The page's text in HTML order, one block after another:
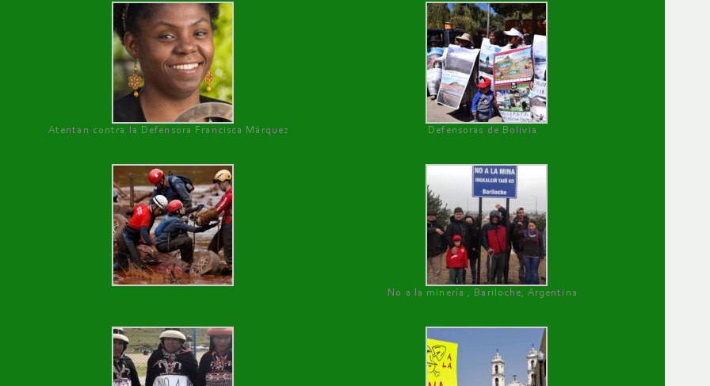
Atentan contra la Defensora Francisca Márquez Defensoras de Bolivia
No a la minería , Bariloche, Argentina